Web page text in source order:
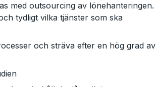
med outsourcing av lönehanteringen.
tydligt vilka tjänster som ska
och sträva efter en hög grad av